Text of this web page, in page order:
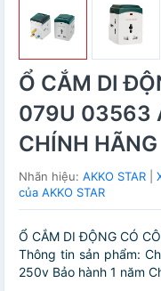
Ổ CẮM DI
079U 03563
CHÍNH HÃNG
Nhãn hiệu: AKKO STAR
của AKKO STAR
Ổ CẮM DI ĐỘNG CÓ
Thông tin sản phẩm:
250v Bảo hành 1 năm